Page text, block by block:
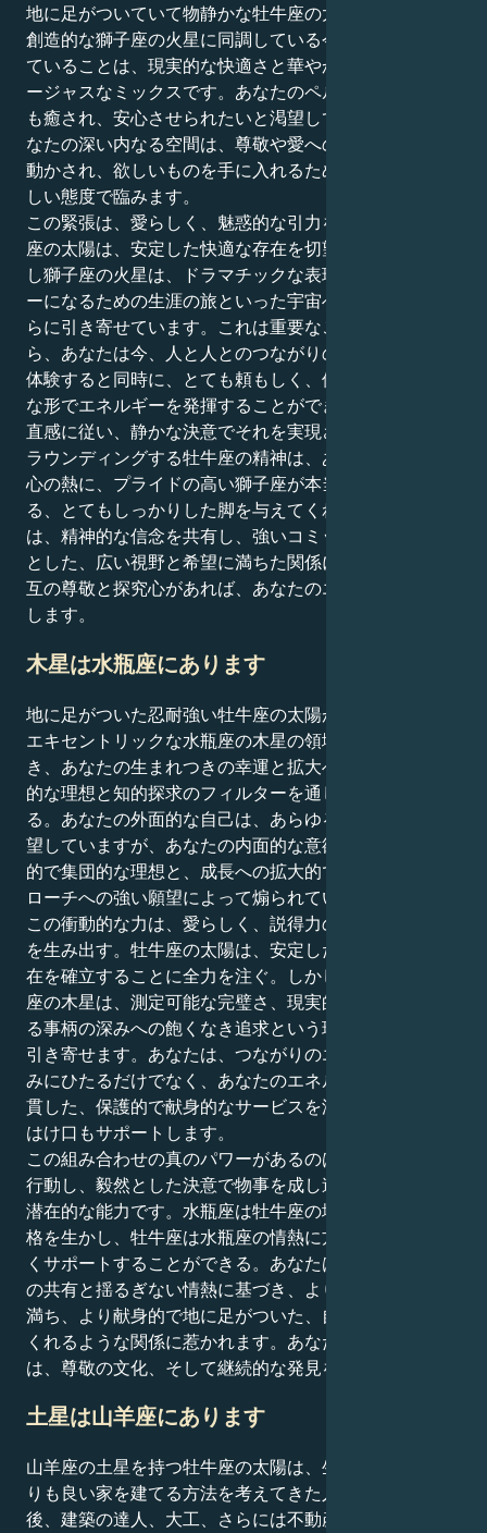
地に足がついていて物静かな牡牛座の太陽が、誇り高く
創造的な獅子座の火星に同調している今日、あなたがし
ていることは、現実的な快適さと華やかな自己表現のゴ
ージャスなミックスです。あなたのペルソナは、何にで
も癒され、安心させられたいと渇望している一方で、あ
なたの深い内なる空間は、尊敬や愛への強い衝動に突き
動かされ、欲しいものを手に入れるためには、強気で激
しい態度で臨みます。
この緊張は、愛らしく、魅惑的な引力を発揮する。牡牛
座の太陽は、安定した快適な存在を切望している。しか
し獅子座の火星は、ドラマチックな表現、勇敢さ、スタ
ーになるための生涯の旅といった宇宙へと、あなたをさ
らに引き寄せています。これは重要なことです。なぜな
ら、あなたは今、人と人とのつながりの官能的な深さを
体験すると同時に、とても頼もしく、保護的で、献身的
な形でエネルギーを発揮することができるからです。
直感に従い、静かな決意でそれを実現させる力です。グ
ラウンディングする牡牛座の精神は、あなたの意欲と野
心の熱に、プライドの高い獅子座が本当に必要としてい
る、とてもしっかりした脚を与えてくれます。あなた
は、精神的な信念を共有し、強いコミットメントを前提
とした、広い視野と希望に満ちた関係に惹かれます。相
互の尊敬と探究心があれば、あなたのエネルギーは開花
します。
木星は水瓶座にあります
地に足がついた忍耐強い牡牛座の太陽が、人道主義的で
エキセントリックな水瓶座の木星の領域とつながると
き、あなたの生まれつきの幸運と拡大への感覚は、革命
的な理想と知的探求のフィルターを通しておごそかにな
る。あなたの外面的な自己は、あらゆる面で安心感を切
望していますが、あなたの内面的な意欲の世界は、独創
的で集団的な理想と、成長への拡大的で非人間的なアプ
ローチへの強い願望によって煽られています。
この衝動的な力は、愛らしく、説得力のある引っ掛かり
を生み出す。牡牛座の太陽は、安定した居心地の良い存
在を確立することに全力を注ぐ。しかし、あなたの水瓶
座の木星は、測定可能な完璧さ、現実的な目標、あらゆ
る事柄の深みへの飽くなき追求という現実へとあなたを
引き寄せます。あなたは、つながりのエロティックな深
みにひたるだけでなく、あなたのエネルギーがいかに一
貫した、保護的で献身的なサービスを渇望しているかの
はけ口もサポートします。
この組み合わせの真のパワーがあるのは、本能のままに
行動し、毅然とした決意で物事を成し遂げる、あなたの
潜在的な能力です。水瓶座は牡牛座の地に足の着いた性
格を生かし、牡牛座は水瓶座の情熱に方向性を与え、熱
くサポートすることができる。あなたは、精神的な信念
の共有と揺るぎない情熱に基づき、より穏やかで希望に
満ち、より献身的で地に足がついた、自分を大きくして
くれるような関係に惹かれます。あなたのエネルギー
は、尊敬の文化、そして継続的な発見を得意とします。
土星は山羊座にあります
山羊座の土星を持つ牡牛座の太陽は、生まれ育った家よ
りも良い家を建てる方法を考えてきた人であり、その
後、建築の達人、大工、さらには不動産王へとレベルア